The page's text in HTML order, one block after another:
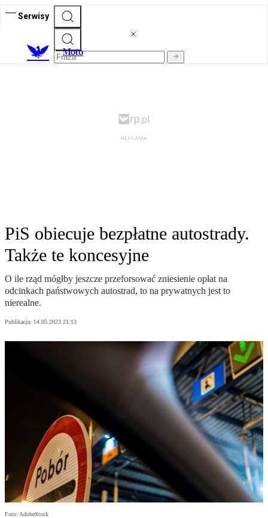
Serwisy
Moto
PiS obiecuje bezpłatne autostrady.
Także te koncesyjne
O ile rząd mógłby jeszcze przeforsować zniesienie opłat na
odcinkach państwowych autostrad, to na prywatnych jest to
nierealne.
Publikacja: 14.05.2023 21:13
Foto: AdobeStock